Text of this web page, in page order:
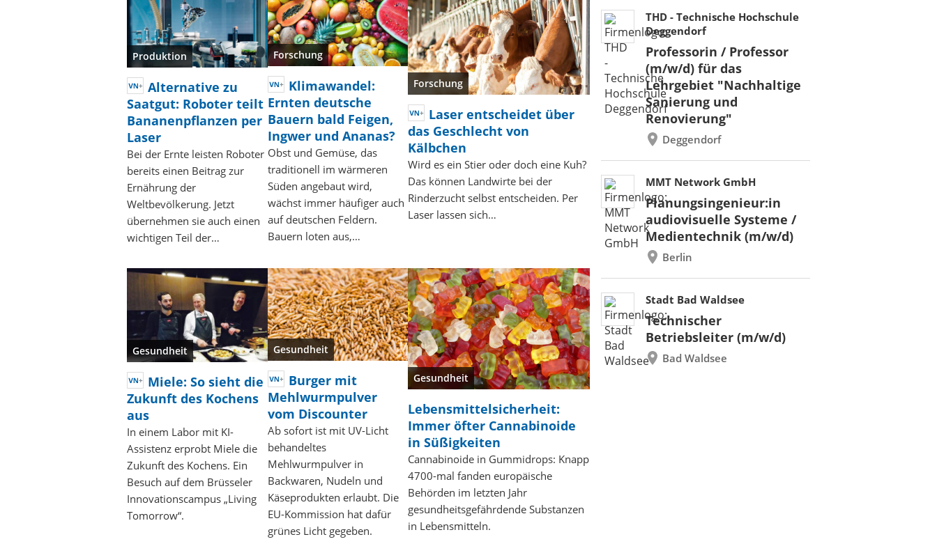
Produktion
Alternative zu
Saatgut: Roboter teilt
Bananenpflanzen per
Laser
Bei der Ernte leisten Roboter
bereits einen Beitrag zur
Ernährung der
Weltbevölkerung. Jetzt
übernehmen sie auch einen
wichtigen Teil der…
Forschung
Klimawandel:
Ernten deutsche
Bauern bald Feigen,
Ingwer und Ananas?
Obst und Gemüse, das
traditionell im wärmeren
Süden angebaut wird,
wächst immer häufiger auch
auf deutschen Feldern.
Bauern loten aus,…
Forschung
Laser entscheidet über
das Geschlecht von
Kälbchen
Wird es ein Stier oder doch eine Kuh?
Das können Landwirte bei der
Rinderzucht selbst entscheiden. Per
Laser lassen sich…
Gesundheit
Miele: So sieht die
Zukunft des Kochens
aus
In einem Labor mit KI-
Assistenz erprobt Miele die
Zukunft des Kochens. Ein
Besuch auf dem Brüsseler
Innovationscampus „Living
Tomorrow“.
Gesundheit
Burger mit
Mehlwurmpulver
vom Discounter
Ab sofort ist mit UV-Licht
behandeltes
Mehlwurmpulver in
Backwaren, Nudeln und
Käseprodukten erlaubt. Die
EU-Kommission hat dafür
grünes Licht gegeben.
Gesundheit
Lebensmittelsicherheit:
Immer öfter Cannabinoide
in Süßigkeiten
Cannabinoide in Gummidrops: Knapp
4700-mal fanden europäische
Behörden im letzten Jahr
gesundheitsgefährdende Substanzen
in Lebensmitteln.
THD - Technische Hochschule
Deggendorf
Professorin / Professor
(m/w/d) für das
Lehrgebiet "Nachhaltige
Sanierung und
Renovierung"
Deggendorf
MMT Network GmbH
Planungsingenieur:in
audiovisuelle Systeme /
Medientechnik (m/w/d)
Berlin
Stadt Bad Waldsee
Technischer
Betriebsleiter (m/w/d)
Bad Waldsee